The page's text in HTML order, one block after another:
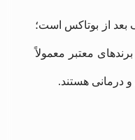
بعد از بوتاکس است؛
معتبر معمولاً
و درمانی هستند.